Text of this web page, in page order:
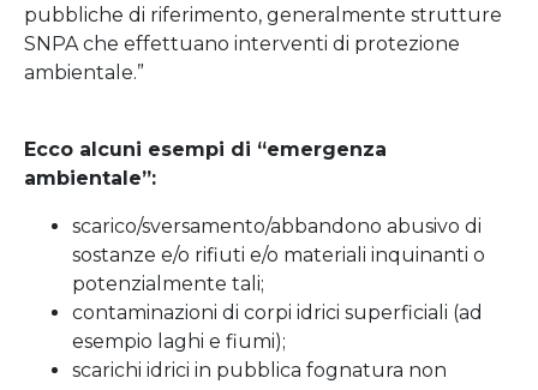
pubbliche di riferimento, generalmente strutture
SNPA che effettuano interventi di protezione
ambientale.”
Ecco alcuni esempi di “emergenza
ambientale”:
scarico/sversamento/abbandono abusivo di
sostanze e/o rifiuti e/o materiali inquinanti o
potenzialmente tali;
contaminazioni di corpi idrici superficiali (ad
esempio laghi e fiumi);
scarichi idrici in pubblica fognatura non